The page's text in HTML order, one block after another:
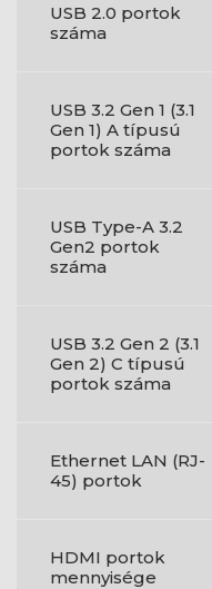
USB 2.0 portok
száma
USB 3.2 Gen 1 (3.1
Gen 1) A típusú
portok száma
USB Type-A 3.2
Gen2 portok
száma
USB 3.2 Gen 2 (3.1
Gen 2) C típusú
portok száma
Ethernet LAN (RJ-
45) portok
HDMI portok
mennyisége